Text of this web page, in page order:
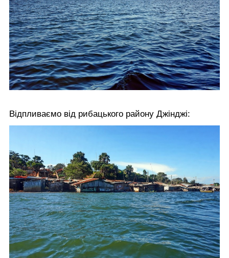
Відпливаємо від рибацького району Джінджі: